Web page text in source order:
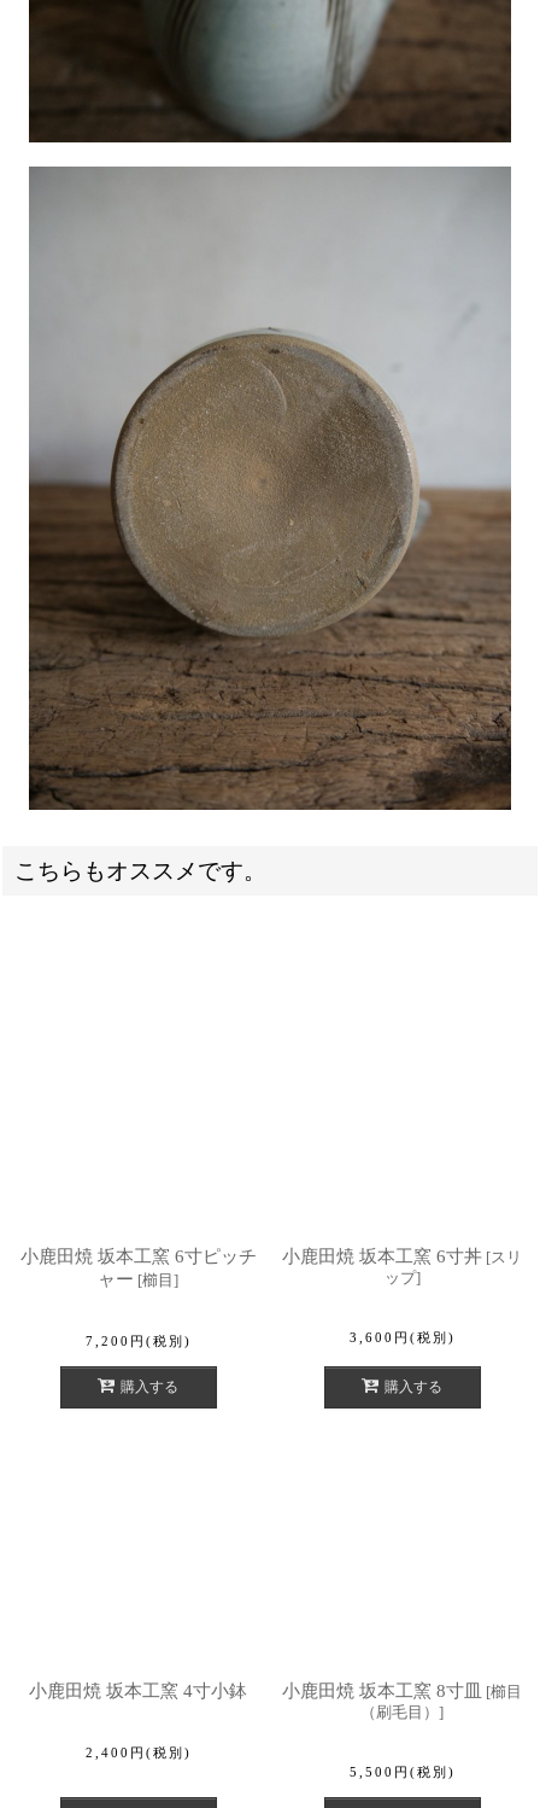
こちらもオススメです。
小鹿田焼 坂本工窯 6寸ピッチ
ャー [櫛目]
7,200 円 (税別)
購入する
小鹿田焼 坂本工窯 6寸丼 [スリ
ップ]
3,600 円 (税別)
購入する
小鹿田焼 坂本工窯 4寸小鉢
2,400 円 (税別)
小鹿田焼 坂本工窯 8寸皿 [櫛目
（刷毛目） ]
5,500 円 (税別)